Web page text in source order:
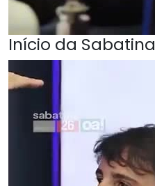
Início da Sabatina